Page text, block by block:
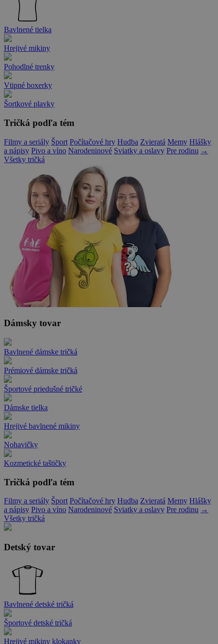
Bavlnené tielka
Hrejivé mikiny
Pohodlné trenky
Vtipné boxerky
Šortkové plavky
Tričká podľa tém
Filmy a seriály Šport Počítačové hry Hudba Zvieratá Memy Hlášky
a nápisy Pivo a víno Narodeninové Sviatky a oslavy Pre rodinu →
Všetky tričká
Dámsky tovar
Bavlnené dámske tričká
Prémiové dámske tričká
Športové priedušné tričké
Dámske tielka
Hrejivé bavlnené mikiny
Nohavičky
Kozmetické taštičky
Tričká podľa tém
Filmy a seriály Šport Počítačové hry Hudba Zvieratá Memy Hlášky
a nápisy Pivo a víno Narodeninové Sviatky a oslavy Pre rodinu →
Všetky tričká
Detský tovar
Bavlnené detské tričká
Športové detské tričká
Hrejivé mikiny klokanky